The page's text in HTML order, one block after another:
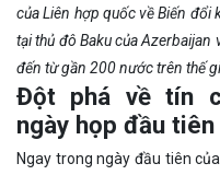
của Liên hợp quốc về Biến đổi
tại thủ đô Baku của
đến từ gần 200 nước trên thế
Đột phá về tín
ngày họp đầu tiên
Ngay trong ngày đầu tiên